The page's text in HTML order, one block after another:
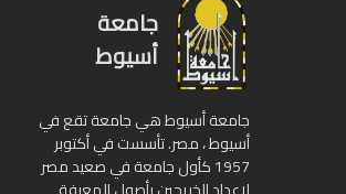
جامعة
أسيوط
جامعة أسيوط هي جامعة تقع في
أسيوط ، مصر. تأسست في أكتوبر
1957 كأول جامعة في صعيد مصر